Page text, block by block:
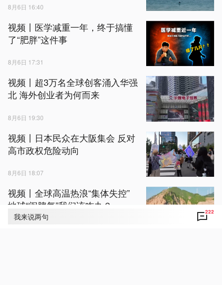
我来说两句 222
8月6日 16:40
视频丨医学减重一年，终于搞懂
了“肥胖”这件事
8月6日 17:31
视频丨超3万名全球创客涌入华强
北 海外创业者为何而来
8月6日 19:30
视频丨日本民众在大阪集会 反对
高市政权危险动向
8月6日 18:07
视频丨全球高温热浪“集体失控”
地球“闹脾气”我们该咋办？